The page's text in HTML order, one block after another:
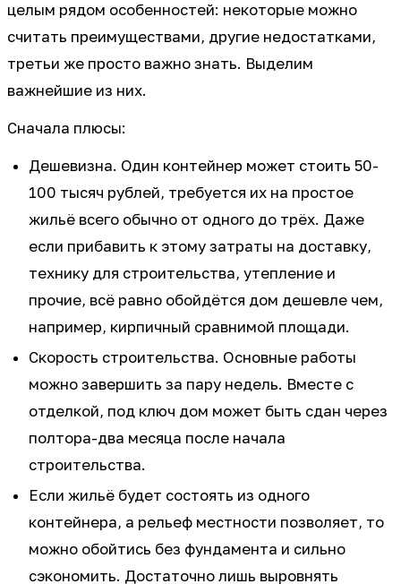
целым рядом особенностей: некоторые можно
считать преимуществами, другие недостатками,
третьи же просто важно знать. Выделим
важнейшие из них.
Сначала плюсы:
Дешевизна. Один контейнер может стоить 50-
100 тысяч рублей, требуется их на простое
жильё всего обычно от одного до трёх. Даже
если прибавить к этому затраты на доставку,
технику для строительства, утепление и
прочие, всё равно обойдётся дом дешевле чем,
например, кирпичный сравнимой площади.
Скорость строительства. Основные работы
можно завершить за пару недель. Вместе с
отделкой, под ключ дом может быть сдан через
полтора-два месяца после начала
строительства.
Если жильё будет состоять из одного
контейнера, а рельеф местности позволяет, то
можно обойтись без фундамента и сильно
сэкономить. Достаточно лишь выровнять